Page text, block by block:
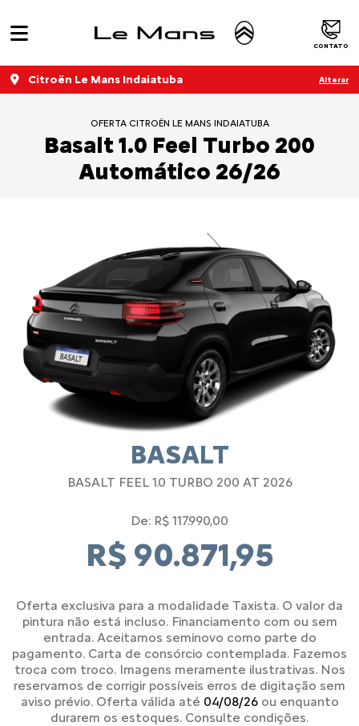
CONTATO
Citroën Le Mans Indaiatuba Alterar
OFERTA CITROËN LE MANS INDAIATUBA
Basalt 1.0 Feel Turbo 200
Automático 26/26
BASALT
BASALT FEEL 1.0 TURBO 200 AT 2026
De: R$ 117.990,00
R$ 90.871,95
Oferta exclusiva para a modalidade Taxista. O valor da
pintura não está incluso. Financiamento com ou sem
entrada. Aceitamos seminovo como parte do
pagamento. Carta de consórcio contemplada. Fazemos
troca com troco. Imagens meramente ilustrativas. Nos
reservamos de corrigir possíveis erros de digitação sem
aviso prévio. Oferta válida até 04/08/26ou enquanto
durarem os estoques. Consulte condições.